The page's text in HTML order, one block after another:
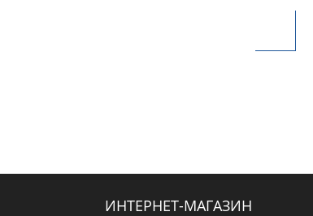
ИНТЕРНЕТ-МАГАЗИН